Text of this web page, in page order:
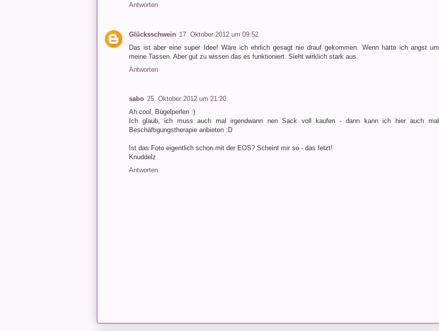
Antworten
Glücksschwein 17. Oktober 2012 um 09:52
Das ist aber eine super Idee! Wäre ich ehrlich gesagt nie drauf gekommen. Wenn hätte ich angst um
meine Tassen. Aber gut zu wissen das es funktioniert. Sieht wirklich stark aus.
Antworten
sabo 25. Oktober 2012 um 21:20
Ah cool, Bügelperlen :)
Ich glaub, ich muss auch mal irgendwann nen Sack voll kaufen - dann kann ich hier auch mal
Beschäftigungstherapie anbieten :D
Ist das Foto eigentlich schon mit der EOS? Scheint mir so - das fetzt!
Knuddelz
Antworten